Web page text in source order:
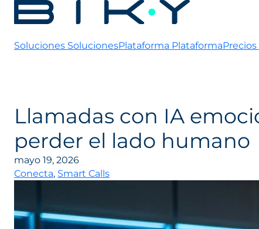
Soluciones SolucionesPlataforma PlataformaPrecios
Llamadas con IA
perder el lado humano
mayo 19, 2026
Conecta, Smart Calls